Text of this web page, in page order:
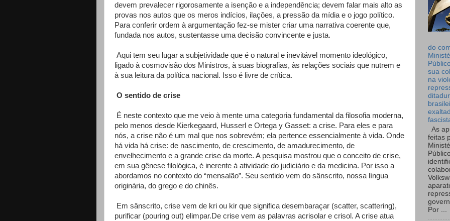
devem prevalecer rigorosamente a isenção e a independência; devem falar mais alto as
provas nos autos que os meros indícios, ilações, a pressão da mídia e o jogo político.
Para conferir ordem à argumentação fez-se mister criar uma narrativa coerente que,
fundada nos autos, sustentasse uma decisão convincente e justa.
Aqui tem seu lugar a subjetividade que é o natural e inevitável momento ideológico,
ligado à cosmovisão dos Ministros, à suas biografias, às relações sociais que nutrem e
à sua leitura da política nacional. Isso é livre de crítica.
O sentido de crise
É neste contexto que me veio à mente uma categoria fundamental da filosofia moderna,
pelo menos desde Kierkegaard, Husserl e Ortega y Gasset: a crise. Para eles e para
nós, a crise não é um mal que nos sobrevém; ela pertence essencialmente à vida. Onde
há vida há crise: de nascimento, de crescimento, de amadurecimento, de
envelhecimento e a grande crise da morte. A pesquisa mostrou que o conceito de crise,
em sua gênese filológica, é inerente à atividade do judiciário e da medicina. Por isso a
abordamos no contexto do “mensalão”. Seu sentido vem do sânscrito, nossa língua
originária, do grego e do chinês.
Em sânscrito, crise vem de kri ou kir que significa desembaraçar (scatter, scattering),
purificar (pouring out) elimpar.De crise vem as palavras acrisolar e crisol. A crise atua
do
sua
na
As
feitas
Por ...